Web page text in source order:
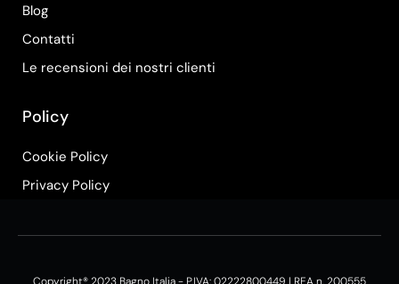
Blog
Contatti
Le recensioni dei nostri clienti
Policy
Cookie Policy
Privacy Policy
Copyright® 2023 Bagno Italia - P.IVA: 02222800449 | REA n. 200555